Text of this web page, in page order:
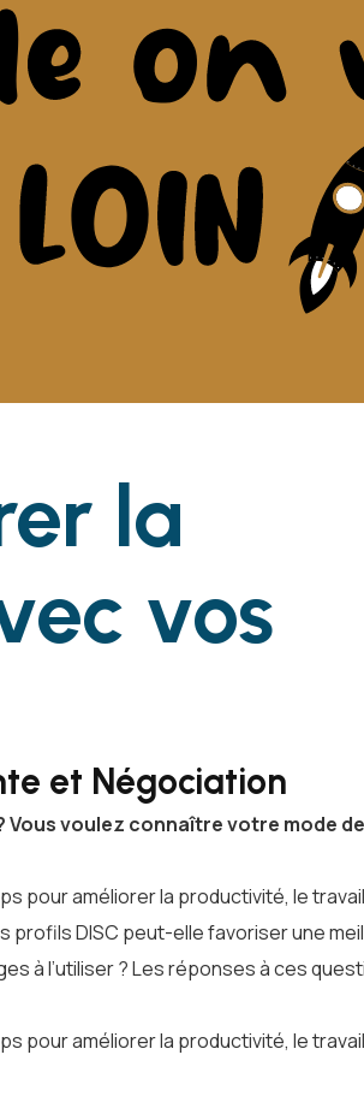
la
vos
et Négociation
voulez connaître votre mode
améliorer la productivité, le travail
DISC peut-elle favoriser une
à l’utiliser ? Les réponses à ces
améliorer la productivité, le travail